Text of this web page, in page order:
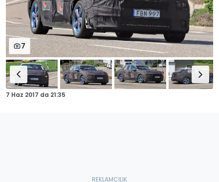
7
7 Haz 2017 da 21:35